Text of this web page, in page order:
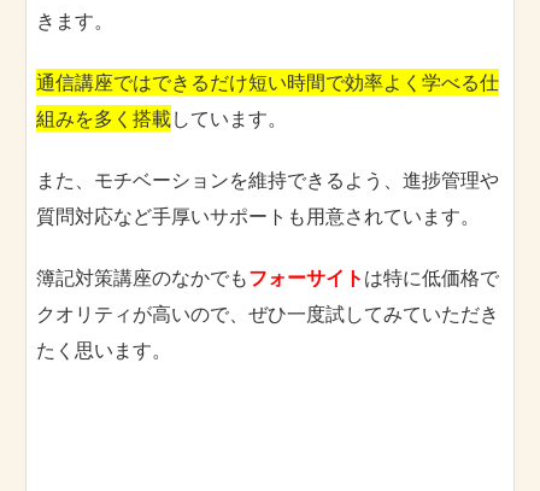
きます。
通信講座ではできるだけ短い時間で効率よく学べる仕
組みを多く搭載しています。
また、モチベーションを維持できるよう、進捗管理や
質問対応など手厚いサポートも用意されています。
簿記対策講座のなかでもフォーサイトは特に低価格で
クオリティが高いので、ぜひ一度試してみていただき
たく思います。